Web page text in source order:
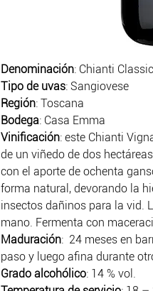
Denominación: Chianti
Tipo de uvas: Sangiovese
Región: Toscana
Bodega: Casa Emma
Vinificación: este Chianti
de un viñedo de dos
con el aporte de ochenta
forma natural, devorando la
insectos dañinos para la vid.
mano. Fermenta con
Maduración: 24 meses en
paso y luego afina durante
Grado alcohólico: 14 % vol.